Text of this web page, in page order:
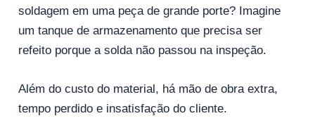
soldagem em uma peça de grande porte? Imagine
um tanque de armazenamento que precisa ser
refeito porque a solda não passou na inspeção.
Além do custo do material, há mão de obra extra,
tempo perdido e insatisfação do cliente.